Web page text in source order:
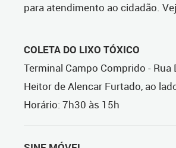
para atendimento ao cidadão.
COLETA DO LIXO TÓXICO
Terminal Campo Comprido - Rua
Heitor de Alencar Furtado, ao
Horário: 7h30 às 15h